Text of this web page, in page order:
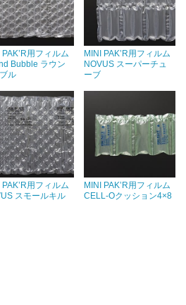
PAK’R用フィルム
Bubble ラウン
ル
MINI PAK’R用フィルム
NOVUS スーパーチュ
ーブ
PAK’R用フィルム
スモールキル
MINI PAK’R用フィルム
CELL-Oクッション4×8